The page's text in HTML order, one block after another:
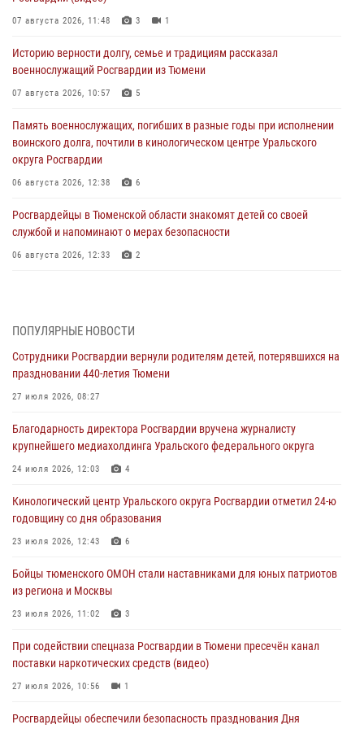
07 августа 2026, 11:48 3 1
Историю верности долгу, семье и традициям рассказал
военнослужащий Росгвардии из Тюмени
07 августа 2026, 10:57 5
Память военнослужащих, погибших в разные годы при исполнении
воинского долга, почтили в кинологическом центре Уральского
округа Росгвардии
06 августа 2026, 12:38 6
Росгвардейцы в Тюменской области знакомят детей со своей
службой и напоминают о мерах безопасности
06 августа 2026, 12:33 2
06 августа 2026, 04:41 3
Росгвардейцы в Тюменской области почтили память генерала
армии Ивана Кирилловича Яковлева
05 августа 2026, 11:03
В Тюмени офицер Росгвардии в радиоэфире напомнил гражданам о
мерах безопасного владения оружием
05 августа 2026, 09:56
Военнослужащие Росгвардии сбили дрон-разведчик ВСУ на южном
направлении
05 августа 2026, 05:35
Стальной характер продемонстрировали росгвардейцы в ходе
масштабных спортивных событий на Урале
05 августа 2026, 05:22
ПОПУЛЯРНЫЕ НОВОСТИ
Сотрудники Росгвардии вернули родителям детей, потерявшихся на
праздновании 440-летия Тюмени
27 июля 2026, 08:27
Благодарность директора Росгвардии вручена журналисту
крупнейшего медиахолдинга Уральского федерального округа
24 июля 2026, 12:03 4
Кинологический центр Уральского округа Росгвардии отметил 24-ю
годовщину со дня образования
23 июля 2026, 12:43 6
Бойцы тюменского ОМОН стали наставниками для юных патриотов
из региона и Москвы
23 июля 2026, 11:02 3
При содействии спецназа Росгвардии в Тюмени пресечён канал
поставки наркотических средств (видео)
27 июля 2026, 10:56 1
Росгвардейцы обеспечили безопасность празднования Дня